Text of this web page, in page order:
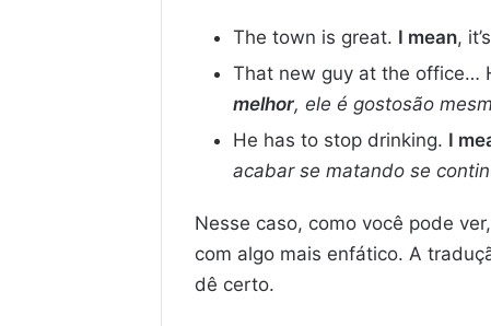
The town is great. I mean,
That new guy at the office…
melhor, ele é gostosão
He has to stop drinking. I
acabar se matando se
Nesse caso, como você pode
com algo mais enfático. A
dê certo.